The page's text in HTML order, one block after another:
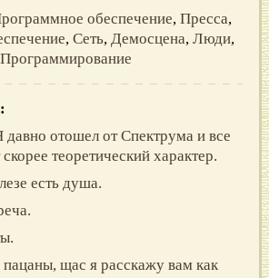
обеспечение, Пресса,
, Сеть, Демосцена, Люди,
Программирование
давно отошел от Спектрума и все
теоретический характер.
есть душа.
щас я расскажу вам как